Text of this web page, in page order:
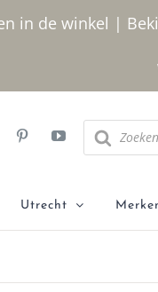
in de winkel |
Producten
Utrecht